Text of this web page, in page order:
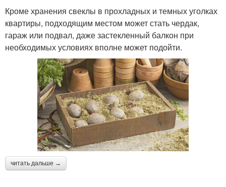
Кроме хранения свеклы в прохладных и темных уголках
квартиры, подходящим местом может стать чердак,
гараж или подвал, даже застекленный балкон при
необходимых условиях вполне может подойти.
читать дальше →